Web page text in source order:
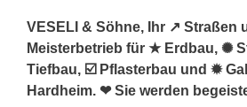
VESELI & Söhne, Ihr ↗️ Straßen
Meisterbetrieb für ★ Erdbau, ✺
Tiefbau, ☑️ Pflasterbau und ✹
Hardheim. ❤ Sie werden